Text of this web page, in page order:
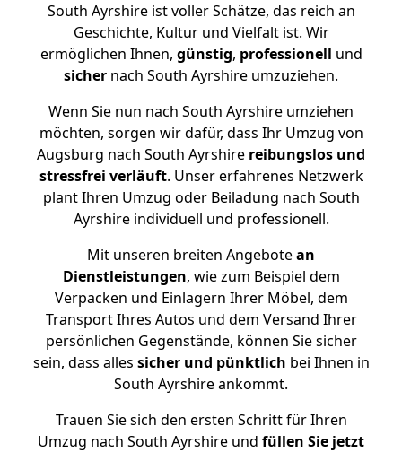
South Ayrshire ist voller Schätze, das reich an
Geschichte, Kultur und Vielfalt ist. Wir
ermöglichen Ihnen, günstig, professionell und
sicher nach South Ayrshire umzuziehen.
Wenn Sie nun nach South Ayrshire umziehen
möchten, sorgen wir dafür, dass Ihr Umzug von
Augsburg nach South Ayrshire reibungslos und
stressfrei verläuft. Unser erfahrenes Netzwerk
plant Ihren Umzug oder Beiladung nach South
Ayrshire individuell und professionell.
Mit unseren breiten Angebotean
Dienstleistungen, wie zum Beispiel dem
Verpacken und Einlagern Ihrer Möbel, dem
Transport Ihres Autos und dem Versand Ihrer
persönlichen Gegenstände, können Sie sicher
sein, dass alles sicher und pünktlich bei Ihnen in
South Ayrshire ankommt.
Trauen Sie sich den ersten Schritt für Ihren
Umzug nach South Ayrshire und füllen Sie jetzt